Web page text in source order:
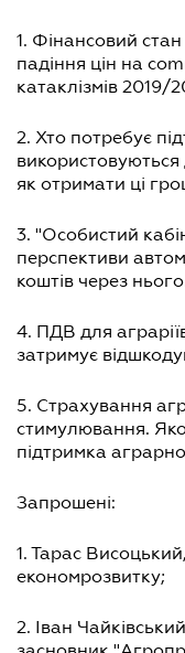
1. Фінансовий стан
падіння цін на
катаклізмів 2019/
2. Хто потребує
як отримати ці
3. "Особистий
перспективи
коштів через
4. ПДВ для
затримує
5. Страхування
стимулювання.
підтримка
Запрошені:
1. Тарас
економрозвитку;
2. Іван